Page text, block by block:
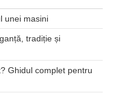
unei masini
tradiție și
Ghidul complet pentru